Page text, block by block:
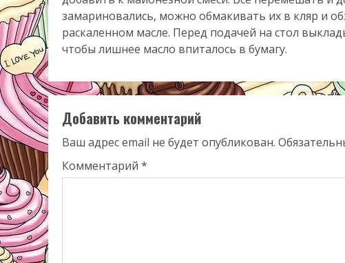
замариновались, можно обмакивать их в кляр и
раскаленном масле. Перед подачей на стол
чтобы лишнее масло впиталось в бумагу.
Добавить комментарий
Ваш адрес email не будет опубликован.
Комментарий *